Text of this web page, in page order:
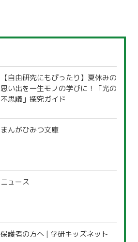
【自由研究にもぴったり】夏休みの
思い出を一生モノの学びに！「光の
不思議」探究ガイド
まんがひみつ文庫
ニュース
保護者の方へ | 学研キッズネット